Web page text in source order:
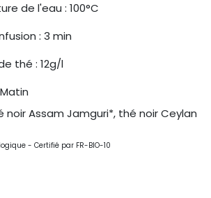
de l'eau : 100°C
: 3 min
thé : 12g/l
noir Assam Jamguri*, thé noir Ceylan
- Certifié par FR-BIO-10